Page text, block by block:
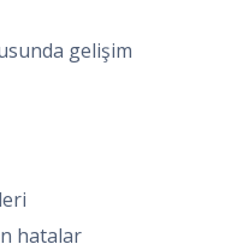
gelişim
hatalar